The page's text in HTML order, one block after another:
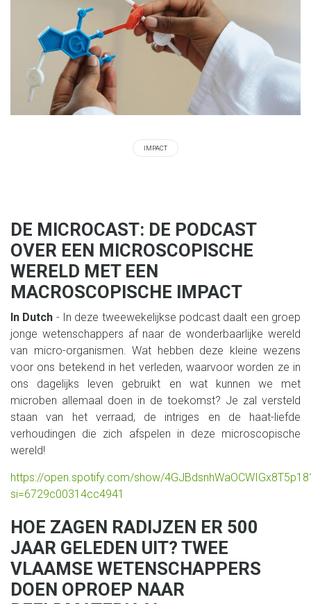
IMPACT
DE MICROCAST: DE PODCAST
OVER EEN MICROSCOPISCHE
WERELD MET EEN
MACROSCOPISCHE IMPACT
In Dutch - In deze tweewekelijkse podcast daalt een groep
jonge wetenschappers af naar de wonderbaarlijke wereld
van micro-organismen. Wat hebben deze kleine wezens
voor ons betekend in het verleden, waarvoor worden ze in
ons dagelijks leven gebruikt en wat kunnen we met
microben allemaal doen in de toekomst? Je zal versteld
staan van het verraad, de intriges en de haat-liefde
verhoudingen die zich afspelen in deze microscopische
wereld!
https://open.spotify.com/show/
si=6729c00314cc4941
HOE ZAGEN RADIJZEN ER 500
JAAR GELEDEN UIT? TWEE
VLAAMSE WETENSCHAPPERS
DOEN OPROEP NAAR